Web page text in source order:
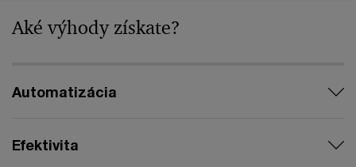
Aké výhody získate?
Automatizácia
Efektivita